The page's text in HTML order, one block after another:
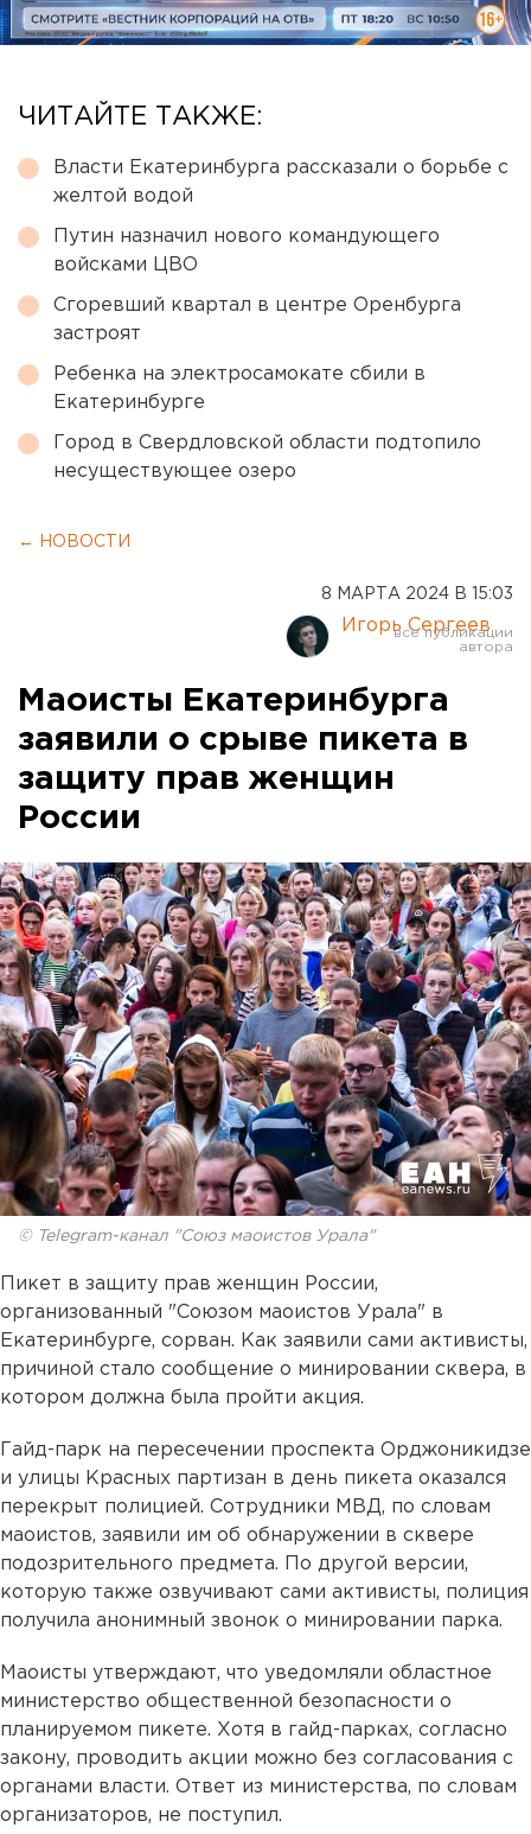
ЧИТАЙТЕ ТАКЖЕ:
Власти Екатеринбурга рассказали о борьбе с
желтой водой
Путин назначил нового командующего
войсками ЦВО
Сгоревший квартал в центре Оренбурга
застроят
Ребенка на электросамокате сбили в
Екатеринбурге
Город в Свердловской области подтопило
несуществующее озеро
← НОВОСТИ
8 МАРТА 2024 В 15:03
Игорь Сергеев
Маоисты Екатеринбурга
заявили о срыве пикета в
защиту прав женщин
России
© Telegram-канал "Союз маоистов Урала"
Пикет в защиту прав женщин России,
организованный "Союзом маоистов Урала" в
Екатеринбурге, сорван. Как заявили сами активисты,
причиной стало сообщение о минировании сквера, в
котором должна была пройти акция.
Гайд-парк на пересечении проспекта Орджоникидзе
и улицы Красных партизан в день пикета оказался
перекрыт полицией. Сотрудники МВД, по словам
маоистов, заявили им об обнаружении в сквере
подозрительного предмета. По другой версии,
которую также озвучивают сами активисты, полиция
получила анонимный звонок о минировании парка.
Маоисты утверждают, что уведомляли областное
министерство общественной безопасности о
планируемом пикете. Хотя в гайд-парках, согласно
закону, проводить акции можно без согласования с
органами власти. Ответ из министерства, по словам
организаторов, не поступил.